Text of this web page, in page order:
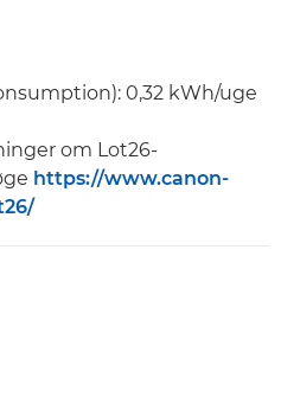
0,32 kWh/uge
om Lot26-
https://www.canon-